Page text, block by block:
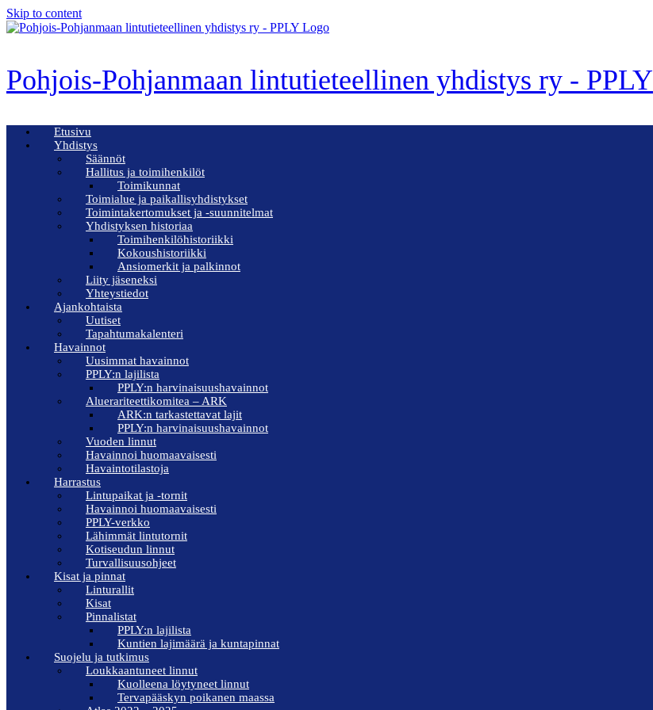
Skip to content
Pohjois-Pohjanmaan lintutieteellinen yhdistys ry - PPLY
Etusivu
Yhdistys
Säännöt
Hallitus ja toimihenkilöt
Toimikunnat
Toimialue ja paikallisyhdistykset
Toimintakertomukset ja -suunnitelmat
Yhdistyksen historiaa
Toimihenkilöhistoriikki
Kokoushistoriikki
Ansiomerkit ja palkinnot
Liity jäseneksi
Yhteystiedot
Ajankohtaista
Uutiset
Tapahtumakalenteri
Havainnot
Uusimmat havainnot
PPLY:n lajilista
PPLY:n harvinaisuushavainnot
Aluerariteettikomitea – ARK
ARK:n tarkastettavat lajit
PPLY:n harvinaisuushavainnot
Vuoden linnut
Havainnoi huomaavaisesti
Havaintotilastoja
Harrastus
Lintupaikat ja -tornit
Havainnoi huomaavaisesti
PPLY-verkko
Lähimmät lintutornit
Kotiseudun linnut
Turvallisuusohjeet
Kisat ja pinnat
Linturallit
Kisat
Pinnalistat
PPLY:n lajilista
Kuntien lajimäärä ja kuntapinnat
Suojelu ja tutkimus
Loukkaantuneet linnut
Kuolleena löytyneet linnut
Tervapääskyn poikanen maassa